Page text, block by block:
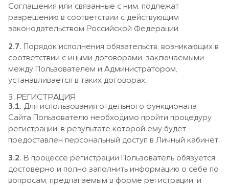
Соглашения или связанные с ним, подлежат
разрешению в соответствии с действующим
законодательством Российской Федерации.
2.7. Порядок исполнения обязательств, возникающих в
соответствии с иными договорами, заключаемыми
между Пользователем и Администратором,
устанавливается в таких договорах.
3. РЕГИСТРАЦИЯ
3.1. Для использования отдельного функционала
Сайта Пользователю необходимо пройти процедуру
регистрации, в результате которой ему будет
предоставлен персональный доступ в Личный кабинет.
3.2. В процессе регистрации Пользователь обязуется
достоверно и полно заполнить информацию о себе по
вопросам, предлагаемым в форме регистрации, и